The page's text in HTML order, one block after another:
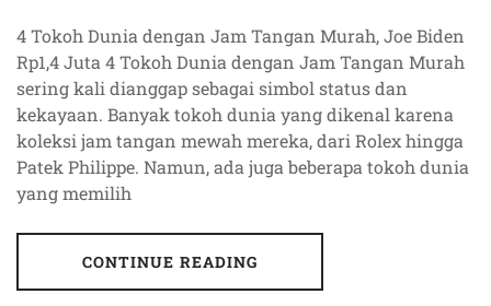
4 Tokoh Dunia dengan Jam Tangan Murah, Joe Biden
Rp1,4 Juta 4 Tokoh Dunia dengan Jam Tangan Murah
sering kali dianggap sebagai simbol status dan
kekayaan. Banyak tokoh dunia yang dikenal karena
koleksi jam tangan mewah mereka, dari Rolex hingga
Patek Philippe. Namun, ada juga beberapa tokoh dunia
yang memilih
CONTINUE READING